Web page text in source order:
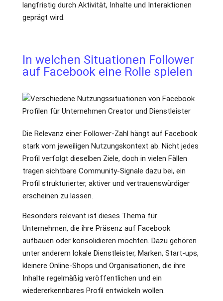
langfristig durch Aktivität, Inhalte und Interaktionen
geprägt wird.
In welchen Situationen Follower
auf Facebook eine Rolle spielen
Die Relevanz einer Follower-Zahl hängt auf Facebook
stark vom jeweiligen Nutzungskontext ab. Nicht jedes
Profil verfolgt dieselben Ziele, doch in vielen Fällen
tragen sichtbare Community-Signale dazu bei, ein
Profil strukturierter, aktiver und vertrauenswürdiger
erscheinen zu lassen.
Besonders relevant ist dieses Thema für
Unternehmen, die ihre Präsenz auf Facebook
aufbauen oder konsolidieren möchten. Dazu gehören
unter anderem lokale Dienstleister, Marken, Start-ups,
kleinere Online-Shops und Organisationen, die ihre
Inhalte regelmäßig veröffentlichen und ein
wiedererkennbares Profil entwickeln wollen.